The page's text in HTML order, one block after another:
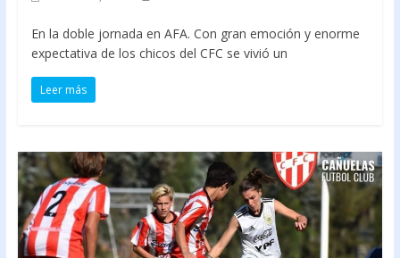
En la doble jornada en AFA. Con gran emoción y enorme
expectativa de los chicos del CFC se vivió un
Leer más